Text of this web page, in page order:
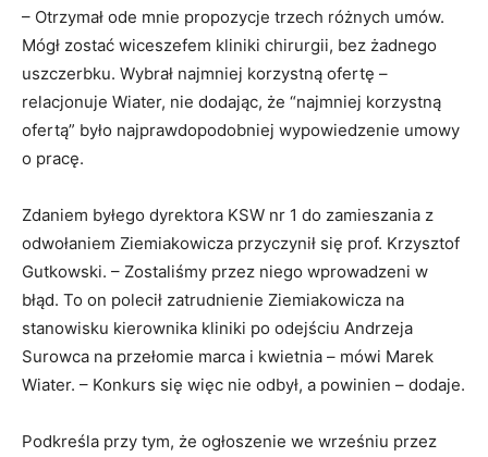
– Otrzymał ode mnie propozycje trzech różnych umów.
Mógł zostać wiceszefem kliniki chirurgii, bez żadnego
uszczerbku. Wybrał najmniej korzystną ofertę –
relacjonuje Wiater, nie dodając, że “najmniej korzystną
ofertą” było najprawdopodobniej wypowiedzenie umowy
o pracę.
Zdaniem byłego dyrektora KSW nr 1 do zamieszania z
odwołaniem Ziemiakowicza przyczynił się prof. Krzysztof
Gutkowski. – Zostaliśmy przez niego wprowadzeni w
błąd. To on polecił zatrudnienie Ziemiakowicza na
stanowisku kierownika kliniki po odejściu Andrzeja
Surowca na przełomie marca i kwietnia – mówi Marek
Wiater. – Konkurs się więc nie odbył, a powinien – dodaje.
Podkreśla przy tym, że ogłoszenie we wrześniu przez